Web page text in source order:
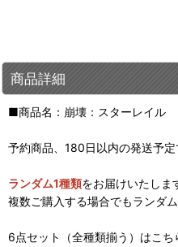
商品詳細
■商品名：崩壊：スターレイ
予約商品、180日以内の発送予定
ランダム1種類をお届けいたしま
複数ご購入する場合でもランダ
6点セット（全種類揃う）はこち